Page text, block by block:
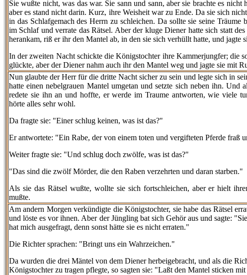
Sie wußte nicht, was das war. Sie sann und sann, aber sie brachte es nicht
aber es stand nicht darin. Kurz, ihre Weisheit war zu Ende. Da sie sich
in das Schlafgemach des Herrn zu schleichen. Da sollte sie seine Träume
im Schlaf und verrate das Rätsel. Aber der kluge Diener hatte sich statt
herankam, riß er ihr den Mantel ab, in den sie sich verhüllt hatte, und jagte
In der zweiten Nacht schickte die Königstochter ihre Kammerjungfer; die
glückte, aber der Diener nahm auch ihr den Mantel weg und jagte sie mit
Nun glaubte der Herr für die dritte Nacht sicher zu sein und legte sich in
hatte einen nebelgrauen Mantel umgetan und setzte sich neben ihn. Und
redete sie ihn an und hoffte, er werde im Traume antworten, wie viele
hörte alles sehr wohl.
Da fragte sie: "Einer schlug keinen, was ist das?"
Er antwortete: "Ein Rabe, der von einem toten und vergifteten Pferde fraß
Weiter fragte sie: "Und schlug doch zwölfe, was ist das?"
"Das sind die zwölf Mörder, die den Raben verzehrten und daran starben."
Als sie das Rätsel wußte, wollte sie sich fortschleichen, aber er hielt
mußte.
Am andern Morgen verkündigte die Königstochter, sie habe das Rätsel
und löste es vor ihnen. Aber der Jüngling bat sich Gehör aus und sagte:
hat mich ausgefragt, denn sonst hätte sie es nicht erraten."
Die Richter sprachen: "Bringt uns ein Wahrzeichen."
Da wurden die drei Mäntel von dem Diener herbeigebracht, und als die
Königstochter zu tragen pflegte, so sagten sie: "Laßt den Mantel sticken